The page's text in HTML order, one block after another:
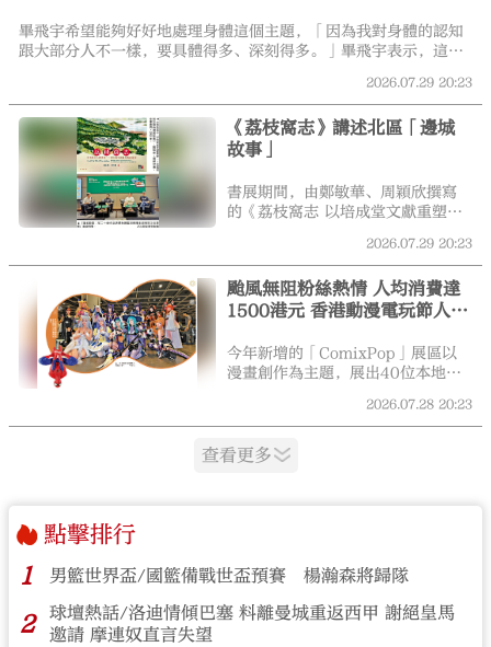
畢飛宇希望能夠好好地處理身體這個主題，「因為我對身體的認知
跟大部分人不一樣，要具體得多、深刻得多。」畢飛宇表示，這本
自己當前寫作不會再為了寫而寫，「一定是我覺得一定要把它寫
完，它寫完對我人生很重要，我才會寫。等我把這個小說寫完了的
時候，我覺得沒有特別想表達的東西了，那它很可能就是我的最後
一部作品。但我在寫這個作品的過程當中，我又滋生出了新的想
法，那我就知道了，這部小說寫完了以後還有一部。」
2026.07.29 20:23
《荔枝窩志》講述北區「邊城
故事」
書展期間，由鄭敏華、周穎欣撰寫
的《荔枝窩志 以培成堂文獻重塑二
書，正式出版。講座圍繞該書主
題，由香港前天文台台長林超英主
持，鄭敏華主講，以及荔枝窩村長
曾偉業、前環境局局長黃錦星同場
一個怎樣「慢生活」的地方。
2026.07.29 20:23
颱風無阻粉絲熱情 人均消費達
1500港元 香港動漫電玩節人氣
今年新增的「ComixPop」展區以
漫畫創作為主題，展出40位本地漫
角色及卡通人物裝置，不少市民駐
足拍照留念。展區亦設漫畫家即席
創作環節，讓觀眾近距離欣賞創作
家蘇敏怡長期以香港舊區及城市生
同主題作品，靈感主要來自行街，
貌。」她亦發現，不少從外地回港
2026.07.28 20:23
查看更多
點擊排行
1 男籃世界盃/國籃備戰世盃預賽 楊瀚森將歸隊
2
球壇熱話/洛迪情傾巴塞 料離曼城重返西甲 謝絕皇馬
邀請 摩連奴直言失望